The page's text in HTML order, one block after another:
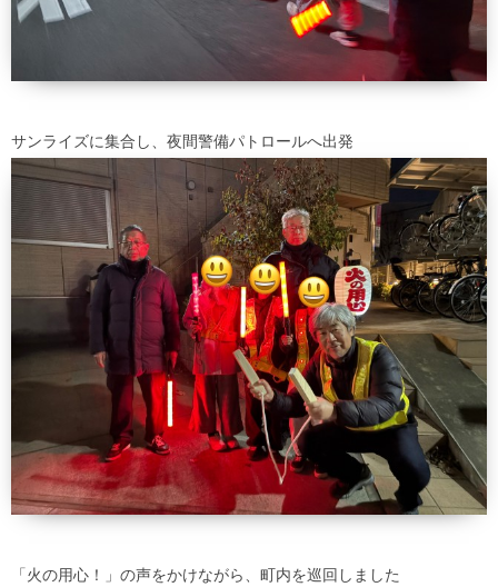
サンライズに集合し、夜間警備パトロールへ出発
「火の用心！」の声をかけながら、町内を巡回しました